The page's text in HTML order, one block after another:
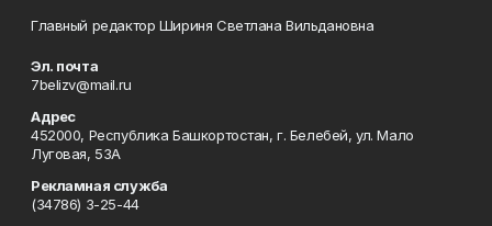
Главный редактор Шириня Светлана Вильдановна
Эл. почта
7belizv@mail.ru
Адрес
452000, Республика Башкортостан, г. Белебей, ул. Мало
Луговая, 53А
Рекламная служба
(34786) 3-25-44